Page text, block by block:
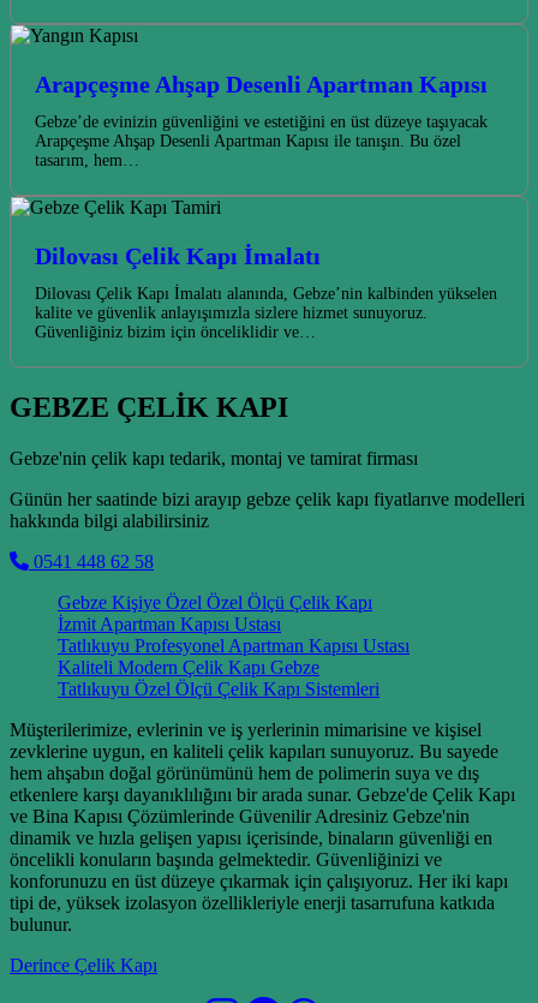
Arapçeşme Ahşap Desenli Apartman Kapısı
Gebze’de evinizin güvenliğini ve estetiğini en üst düzeye taşıyacak
Arapçeşme Ahşap Desenli Apartman Kapısı ile tanışın. Bu özel
tasarım, hem…
Dilovası Çelik Kapı İmalatı
Dilovası Çelik Kapı İmalatı alanında, Gebze’nin kalbinden yükselen
kalite ve güvenlik anlayışımızla sizlere hizmet sunuyoruz.
Güvenliğiniz bizim için önceliklidir ve…
GEBZE ÇELİK KAPI
Gebze'nin çelik kapı tedarik, montaj ve tamirat firması
Günün her saatinde bizi arayıp gebze çelik kapı fiyatlarıve modelleri
hakkında bilgi alabilirsiniz
0541 448 62 58
Gebze Kişiye Özel Özel Ölçü Çelik Kapı
İzmit Apartman Kapısı Ustası
Tatlıkuyu Profesyonel Apartman Kapısı Ustası
Kaliteli Modern Çelik Kapı Gebze
Tatlıkuyu Özel Ölçü Çelik Kapı Sistemleri
Müşterilerimize, evlerinin ve iş yerlerinin mimarisine ve kişisel
zevklerine uygun, en kaliteli çelik kapıları sunuyoruz. Bu sayede
hem ahşabın doğal görünümünü hem de polimerin suya ve dış
etkenlere karşı dayanıklılığını bir arada sunar. Gebze'de Çelik Kapı
ve Bina Kapısı Çözümlerinde Güvenilir Adresiniz Gebze'nin
dinamik ve hızla gelişen yapısı içerisinde, binaların güvenliği en
öncelikli konuların başında gelmektedir. Güvenliğinizi ve
konforunuzu en üst düzeye çıkarmak için çalışıyoruz. Her iki kapı
tipi de, yüksek izolasyon özellikleriyle enerji tasarrufuna katkıda
bulunur.
Derince Çelik Kapı